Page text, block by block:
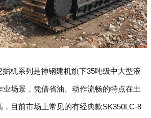
掘机系列是神钢建机旗下35吨级中大型液
场景，凭借省油、动作流畅的特点在土
目前市场上常见的有经典款SK350LC-8